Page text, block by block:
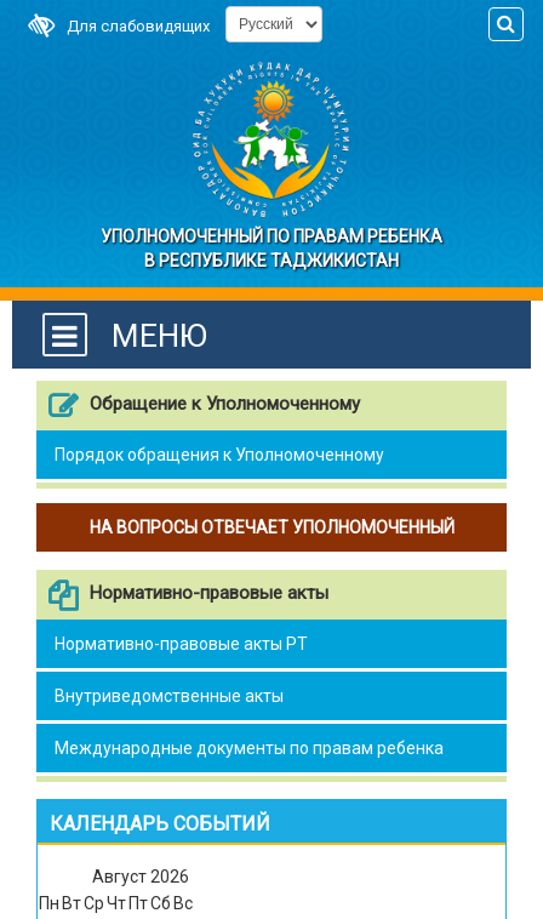
Для слабовидящих
УПОЛНОМОЧЕННЫЙ ПО ПРАВАМ РЕБЕНКА
В РЕСПУБЛИКЕ ТАДЖИКИСТАН
МЕНЮ
Обращение к Уполномоченному
Порядок обращения к Уполномоченному
НА ВОПРОСЫ ОТВЕЧАЕТ УПОЛНОМОЧЕННЫЙ
Нормативно-правовые акты
Нормативно-правовые акты РТ
Внутриведомственные акты
Международные документы по правам ребенка
КАЛЕНДАРЬ СОБЫТИЙ
Август2026
Пн ВтСрЧт ПтСб Вс